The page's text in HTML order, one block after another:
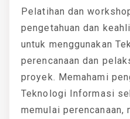
Pelatihan dan
pengetahuan dan
untuk menggunakan
perencanaan dan
proyek. Memahami
Teknologi Informasi
memulai